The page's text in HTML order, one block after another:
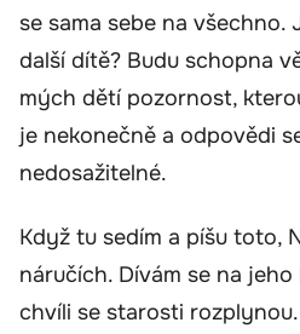
se sama sebe na všechno.
další dítě? Budu schopna
mých dětí pozornost,
je nekonečně a odpovědi
nedosažitelné.
Když tu sedím a píšu toto,
náručích. Dívám se na
chvíli se starosti